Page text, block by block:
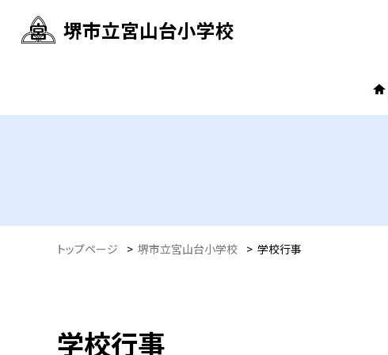
堺市立宮山台小学校
トップページ > 堺市立宮山台小学校 > 学校行事
学校行事